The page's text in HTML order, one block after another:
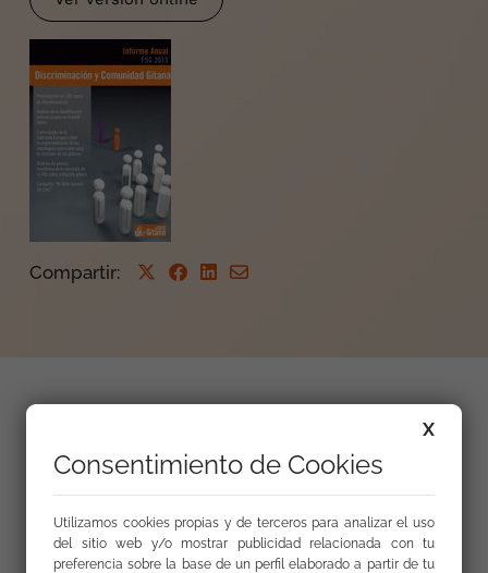
Compartir:
Programa de Radio 5 Actualidad del 5 de febrero
de 2014, sobre la presentación del Informe 2013
sobre Discriminación y Comunidad gitana por part
de la La Fundación Secretariado Gitano, donde se
entrevista a Isidro Rodríguez, director de la FSG.
X
Consentimiento de Cookies
Utilizamos cookies propias y de terceros para analizar el uso
del sitio web y/o mostrar publicidad relacionada con tu
preferencia sobre la base de un perfil elaborado a partir de tu